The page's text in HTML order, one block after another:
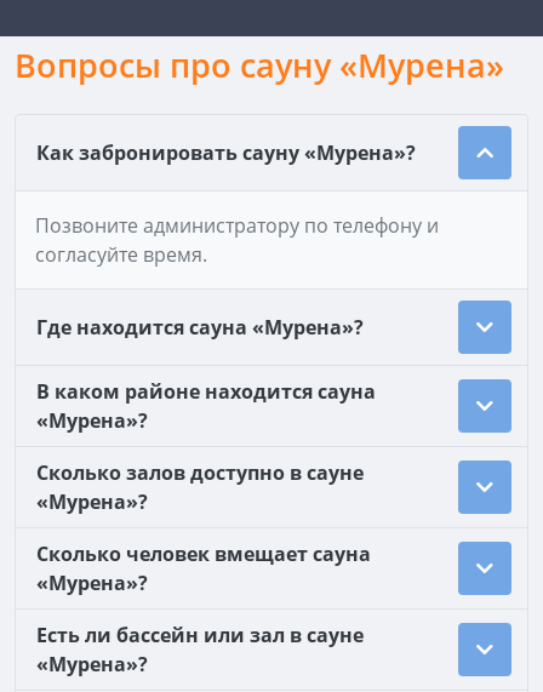
Вопросы про сауну «Мурена»
Как забронировать сауну «Мурена»?
Позвоните администратору по телефону и
согласуйте время.
Где находится сауна «Мурена»?
В каком районе находится сауна
«Мурена»?
Сколько залов доступно в сауне
«Мурена»?
Сколько человек вмещает сауна
«Мурена»?
Есть ли бассейн или зал в сауне
«Мурена»?